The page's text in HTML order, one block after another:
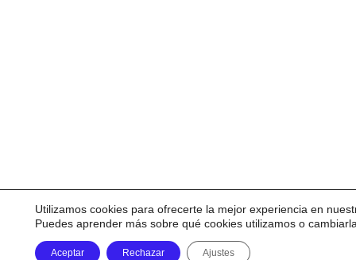
Utilizamos cookies para ofrecerte la mejor experiencia en
Puedes aprender más sobre qué cookies utilizamos o
Aceptar Rechazar Ajustes